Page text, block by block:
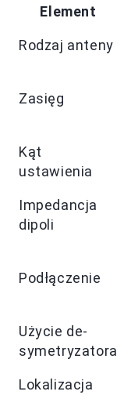
Element
Rodzaj anteny
Zasięg
Kąt
ustawienia
Impedancja
dipoli
Podłączenie
Użycie de-
symetryzatora
Lokalizacja